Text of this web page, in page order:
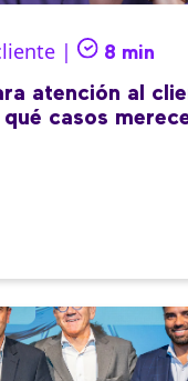
| 8 min
atención al
casos